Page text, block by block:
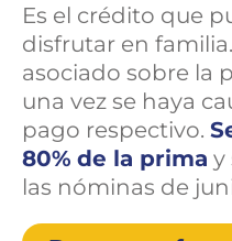
Es el crédito que
disfrutar en
asociado sobre la
una vez se haya
pago respectivo.
80% de la prima y
las nóminas de